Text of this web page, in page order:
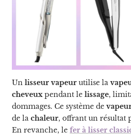
Un lisseur vapeur utilise la
cheveux pendant le lissage,
dommages. Ce système de
de la chaleur, offrant un résultat
En revanche, le fer à lisser